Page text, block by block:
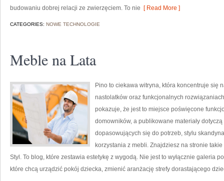
budowaniu dobrej relacji ze zwierzęciem. To nie [ Read More ]
CATEGORIES: NOWE TECHNOLOGIE
Meble na Lata
Pino to ciekawa witryna, która koncentruje się
nastolatków oraz funkcjonalnych
pokazuje, że jest to miejsce poświęcone
domowników, a publikowane materiały
dopasowujących się do potrzeb, stylu
korzystania z mebli. Znajdziesz na stronie
Styl. To blog, które zestawia estetykę z wygodą. Nie jest to wyłącznie galeria
które chcą urządzić pokój dziecka, zmienić aranżację strefy dorastającego